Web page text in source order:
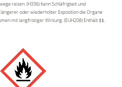
reizen. (H336) Kann Schläfrigkeit und
oder wiederholter Exposition die Organe
mit langfristiger Wirkung. (EUH208) Enthält $$.